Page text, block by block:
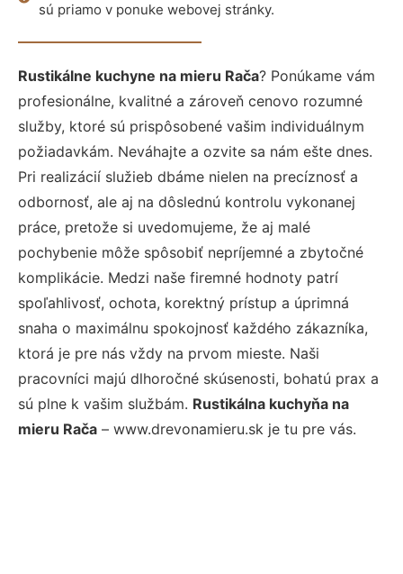
sú priamo v ponuke webovej stránky.
Rustikálne kuchyne na mieru Rača? Ponúkame vám
profesionálne, kvalitné a zároveň cenovo rozumné
služby, ktoré sú prispôsobené vašim individuálnym
požiadavkám. Neváhajte a ozvite sa nám ešte dnes.
Pri realizácií služieb dbáme nielen na precíznosť a
odbornosť, ale aj na dôslednú kontrolu vykonanej
práce, pretože si uvedomujeme, že aj malé
pochybenie môže spôsobiť nepríjemné a zbytočné
komplikácie. Medzi naše firemné hodnoty patrí
spoľahlivosť, ochota, korektný prístup a úprimná
snaha o maximálnu spokojnosť každého zákazníka,
ktorá je pre nás vždy na prvom mieste. Naši
pracovníci majú dlhoročné skúsenosti, bohatú prax a
sú plne k vašim službám. Rustikálna kuchyňa na
mieru Rača – www.drevonamieru.sk je tu pre vás.